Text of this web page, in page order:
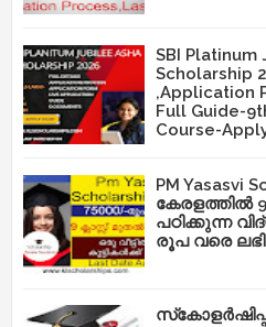
SBI Platinum
Scholarship
,Application
Full Guide-
Course-
PM Yasasvi
കേരളത്തിൽ
പഠിക്കുന്ന
രൂപ വരെ